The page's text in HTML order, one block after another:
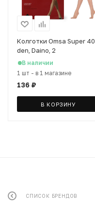
Колготки Omsa Super 40
den, Daino, 2
В наличии
1 шт - в 1 магазине
136 ₽
В КОРЗИНУ
СПИСОК БРЕНДОВ